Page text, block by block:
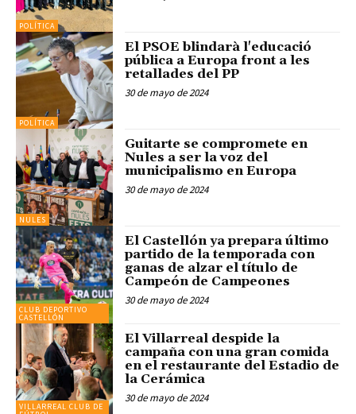
POLÍTICA
POLÍTICA
El PSOE blindarà l'educació
pública a Europa front a les
retallades del PP
30 de mayo de 2024
NULES
Guitarte se compromete en
Nules a ser la voz del
municipalismo en Europa
30 de mayo de 2024
CLUB DEPORTIVO
CASTELLÓN
El Castellón ya prepara último
partido de la temporada con
ganas de alzar el título de
Campeón de Campeones
30 de mayo de 2024
VILLARREAL CLUB DE
El Villarreal despide la
campaña con una gran comida
en el restaurante del Estadio de
la Cerámica
30 de mayo de 2024